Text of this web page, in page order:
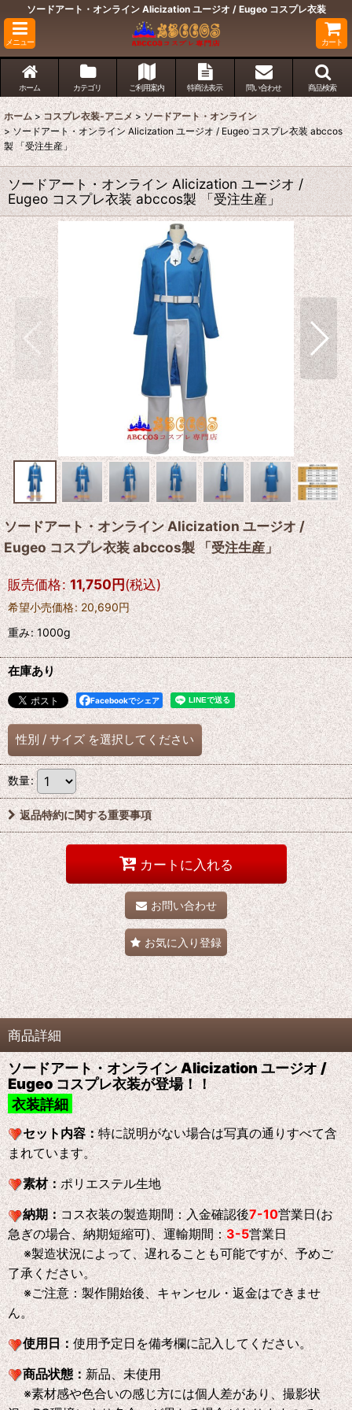
ソードアート・オンライン Alicization ユージオ / Eugeo コスプレ衣装
メニュー カート
ホーム カテゴリ ご利用案内 特商法表示 問い合わせ 商品検索
ホーム > コスプレ衣装-アニメ > ソードアート・オンライン
> ソードアート・オンライン Alicization ユージオ / Eugeo コスプレ衣装 abccos
製 「受注生産」
ソードアート・オンライン Alicization ユージオ /
Eugeo コスプレ衣装 abccos製 「受注生産」
ソードアート・オンライン Alicization ユージオ /
Eugeo コスプレ衣装 abccos製 「受注生産」
販売価格: 11,750円(税込)
希望小売価格: 20,690円
重み:1000g
在庫あり
Facebookでシェア
性別 / サイズ を選択してください
数量:
返品特約に関する重要事項
カートに入れる
お問い合わせ
お気に入り登録
商品詳細
ソードアート・オンライン Alicization ユージオ /
Eugeo コスプレ衣装が登場！！
衣装詳細
セット内容：特に説明がない場合は写真の通りすべて含
まれています。
素材：ポリエステル生地
納期：コス衣装の製造期間：入金確認後7-10営業日(お
急ぎの場合、納期短縮可)、運輸期間：3-5営業日
※製造状況によって、遅れることも可能ですが、予めご
了承ください。
※ご注意：製作開始後、キャンセル・返金はできませ
ん。
使用日：使用予定日を備考欄に記入してください。
商品状態：新品、未使用
※素材感や色合いの感じ方には個人差があり、撮影状